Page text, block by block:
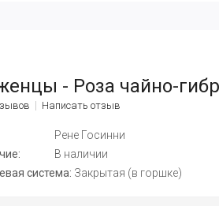
- Роза чайно-
Написать отзыв
Рене Госинни
В наличии
система: Закрытая (в горшке)